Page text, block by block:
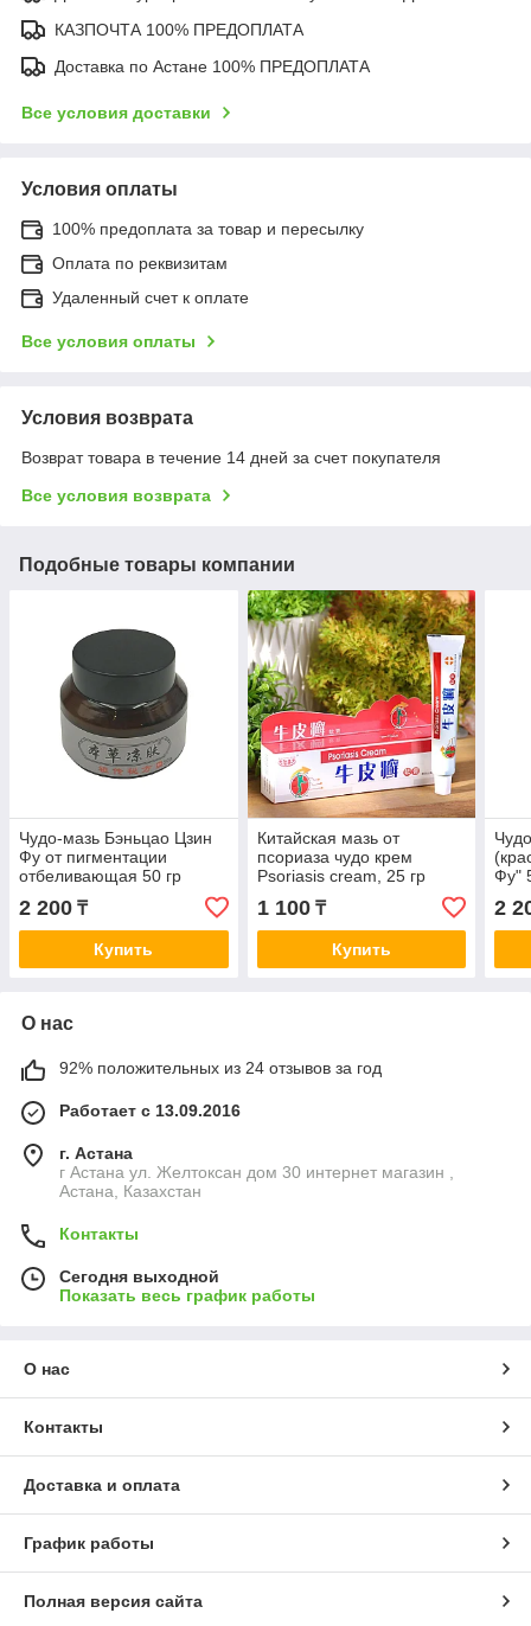
КАЗПОЧТА 100% ПРЕДОПЛАТА
Доставка по Астане 100% ПРЕДОПЛАТА
Все условия доставки
Условия оплаты
100% предоплата за товар и пересылку
Оплата по реквизитам
Удаленный счет к оплате
Все условия оплаты
Условия возврата
Возврат товара в течение 14 дней за счет покупателя
Все условия возврата
Подобные товары компании
Чудо-мазь Бэньцао Цзин
Фу от пигментации
отбеливающая 50 гр
2 200 ₸
Купить
Китайская мазь от
псориаза чудо крем
Psoriasis cream, 25 гр
1 100₸
Купить
Фу"
2
О нас
92% положительных из 24 отзывов за год
Работает с 13.09.2016
г. Астана
г Астана ул. Желтоксан дом 30 интернет магазин ,
Астана, Казахстан
Контакты
Сегодня выходной
Показать весь график работы
О нас
Контакты
Доставка и оплата
График работы
Полная версия сайта